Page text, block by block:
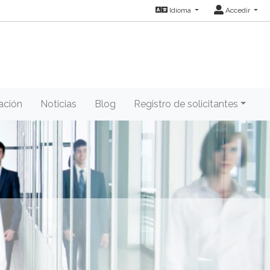
Idioma Accedir
Noticias Blog Registro de solicitantes